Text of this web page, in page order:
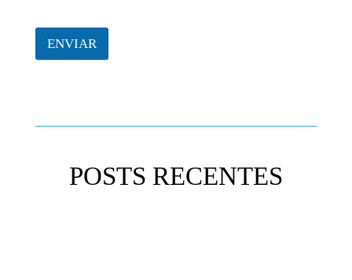
ENVIAR
POSTS RECENTES